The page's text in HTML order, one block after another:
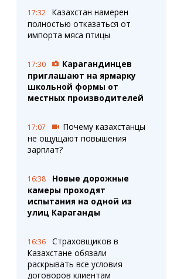
Фотокомиксы
Коллаж недели
Ешкин гороскоп
Медиа
Фото
3D-тур
Timelapse
17:32
Казахстан намерен
полностью отказаться от
импорта мяса птицы
17:30
Карагандинцев
приглашают на ярмарку
школьной формы от
местных производителей
17:07
Почему казахстанцы
не ощущают повышения
зарплат?
16:38
Новые дорожные
камеры проходят
испытания на одной из
улиц Караганды
16:36
Страховщиков в
Казахстане обязали
раскрывать все условия
договоров клиентам